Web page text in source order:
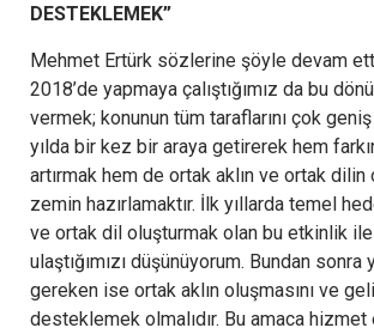
DESTEKLEMEK”
Mehmet Ertürk sözlerine şöyle devam
2018’de yapmaya çalıştığımız da bu
vermek; konunun tüm taraflarını çok geniş
yılda bir kez bir araya getirerek hem
artırmak hem de ortak aklın ve ortak dilin
zemin hazırlamaktır. İlk yıllarda temel
ve ortak dil oluşturmak olan bu etkinlik ile
ulaştığımızı düşünüyorum. Bundan sonra
gereken ise ortak aklın oluşmasını ve
desteklemek olmalıdır. Bu amaca